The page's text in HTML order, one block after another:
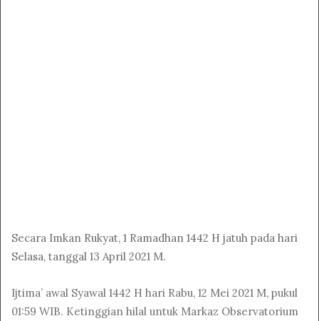
Secara Imkan Rukyat, 1 Ramadhan 1442 H jatuh pada hari
Selasa, tanggal 13 April 2021 M.
Ijtima’ awal Syawal 1442 H hari Rabu, 12 Mei 2021 M, pukul
01:59 WIB. Ketinggian hilal untuk Markaz Observatorium